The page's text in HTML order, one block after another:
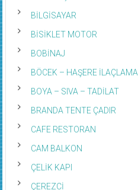
BİLGİSAYAR
BİSİKLET MOTOR
BOBİNAJ
BÖCEK – HAŞERE İLAÇLAMA
BOYA – SIVA – TADİLAT
BRANDA TENTE ÇADIR
CAFE RESTORAN
CAM BALKON
ÇELİK KAPI
ÇEREZCİ